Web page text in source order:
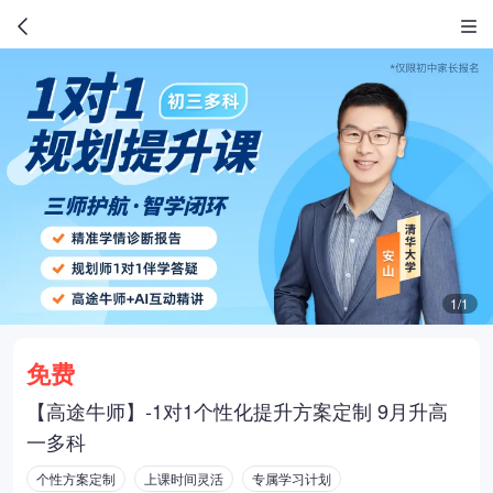
1/1
免费
【高途牛师】-1对1个性化提升方案定制 9月升高
一多科
个性方案定制 上课时间灵活 专属学习计划